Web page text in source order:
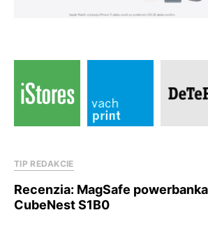
TIP REDAKCIE
Recenzia: MagSafe powerbanka
CubeNest S1B0